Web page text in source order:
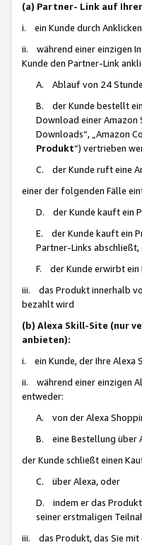
(a) Partner- Link auf
i. ein Kunde durch
ii. während einer einzigen
Kunde den Partner-Link
A. Ablauf von 24
B. der Kunde bestellt ein
Download einer Amazon
Downloads“, „Amazon
Produkt“) vertrieben
C. der Kunde ruft eine
einer der folgenden Fälle
D. der Kunde kauft ein
E. der Kunde kauft ein
Partner-Links abschließt,
F. der Kunde erwirbt ein
iii. das Produkt innerhalb
bezahlt wird
(b) Alexa Skill-Site (nur
anbieten):
i. ein Kunde, der Ihre Alexa
ii. während einer einzigen
entweder:
A. von der Alexa
B. eine Bestellung über
der Kunde schließt einen
C. über Alexa, oder
D. indem er das Produkt
seiner erstmaligen
iii. das Produkt, das Sie mit